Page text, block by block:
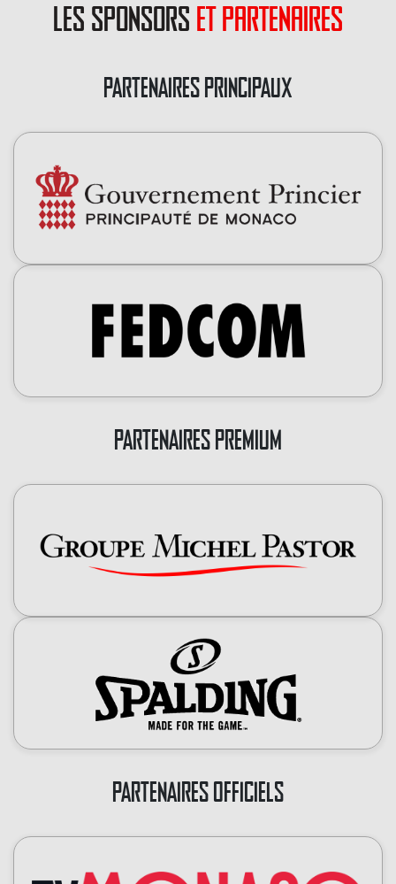
les sponsors et partenaires
PARTENAIRES PRINCIPAUX
PARTENAIRES PREMIUM
PARTENAIRES OFFICIELS